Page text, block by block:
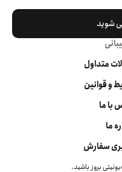
شوید
متداول
و قوانین
با ما
ما
سفارش
بروز باشید.